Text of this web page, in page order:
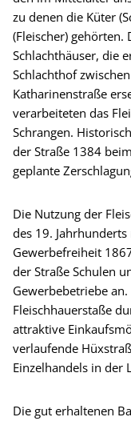
zu denen die Küter
(Fleischer) gehörten.
Schlachthäuser, die
Schlachthof
Katharinenstraße
verarbeiteten das
Schrangen.
der Straße 1384
geplante
Die Nutzung der
des 19.
Gewerbefreiheit
der Straße Schulen
Gewerbebetriebe
Fleischhauerstaße
attraktive
verlaufende
Einzelhandels in der
Die gut erhaltenen